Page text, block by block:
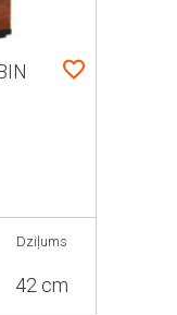
Dziļums
42 cm